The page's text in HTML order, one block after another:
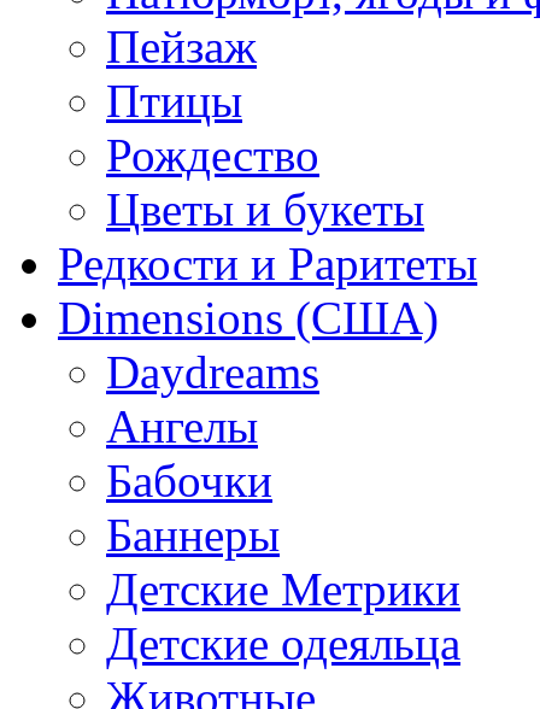
Пейзаж
Птицы
Рождество
Цветы и букеты
Редкости и Раритеты
Dimensions (США)
Daydreams
Ангелы
Бабочки
Баннеры
Детские Метрики
Детские одеяльца
Животные